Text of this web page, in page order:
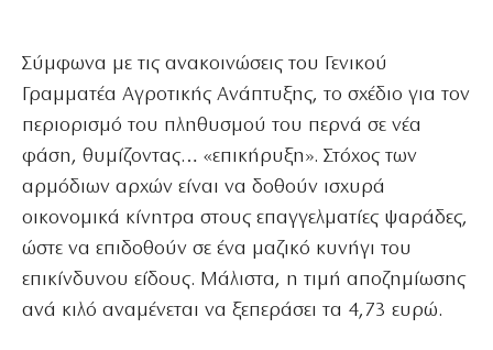
Σύμφωνα με τις ανακοινώσεις του Γενικού
Γραμματέα Αγροτικής Ανάπτυξης, το σχέδιο για τον
περιορισμό του πληθυσμού του περνά σε νέα
φάση, θυμίζοντας… «επικήρυξη». Στόχος των
αρμόδιων αρχών είναι να δοθούν ισχυρά
οικονομικά κίνητρα στους επαγγελματίες ψαράδες,
ώστε να επιδοθούν σε ένα μαζικό κυνήγι του
επικίνδυνου είδους. Μάλιστα, η τιμή αποζημίωσης
ανά κιλό αναμένεται να ξεπεράσει τα 4,73 ευρώ.